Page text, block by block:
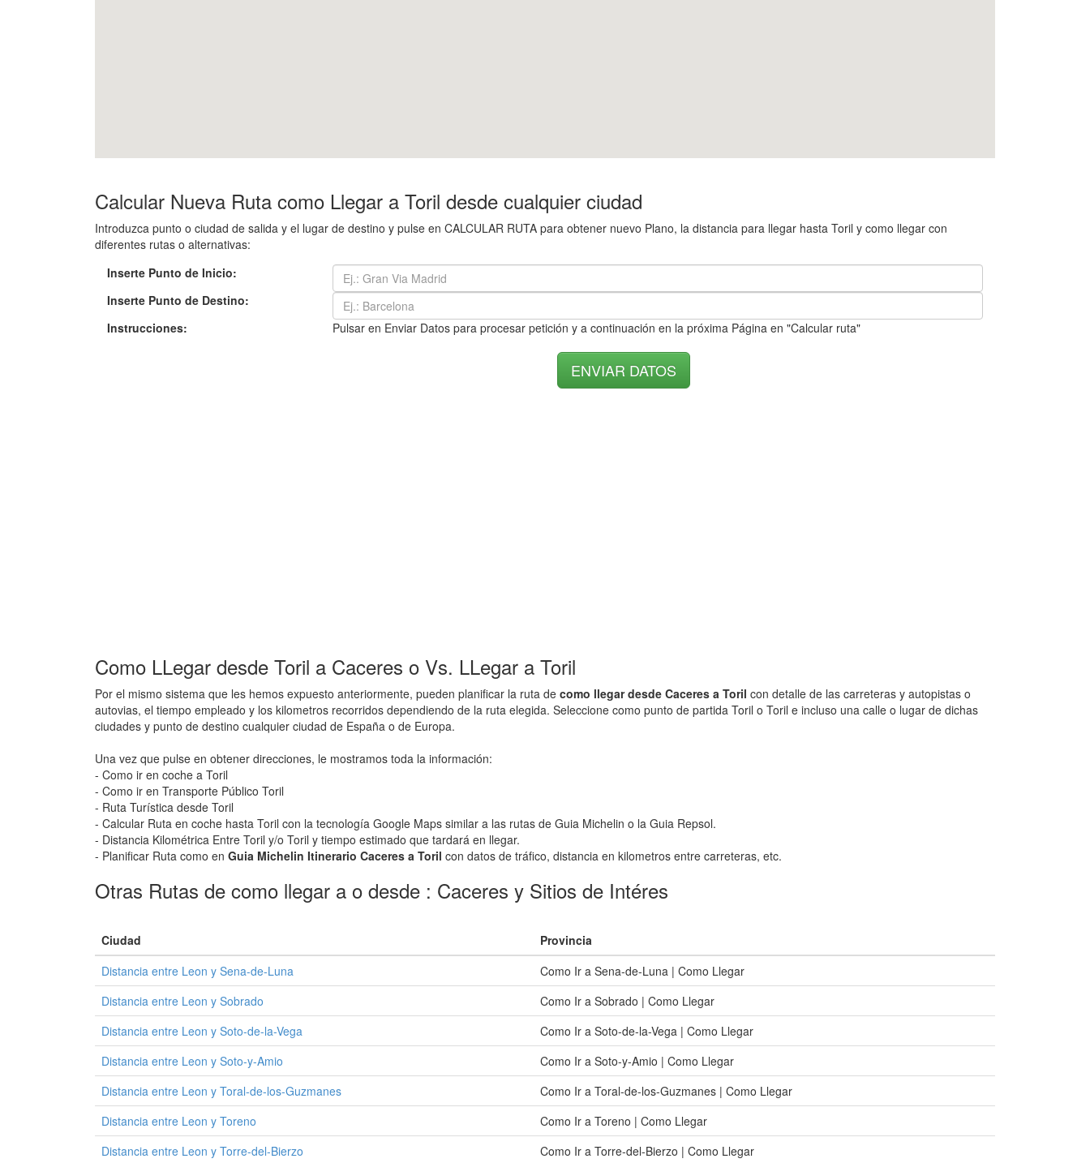
Calcular Nueva Ruta como Llegar a Toril desde cualquier ciudad
Introduzca punto o ciudad de salida y el lugar de destino y pulse en CALCULAR RUTA para obtener nuevo Plano, la distancia para llegar hasta Toril y como llegar con
diferentes rutas o alternativas:
Inserte Punto de Inicio:
Inserte Punto de Destino:
Instrucciones:
Pulsar en Enviar Datos para procesar petición y a continuación en la próxima Página en "Calcular ruta"
Como LLegar desde Toril a Caceres o Vs. LLegar a Toril
Por el mismo sistema que les hemos expuesto anteriormente, pueden planificar la ruta de como llegar desde Caceres a Toril con detalle de las carreteras y autopistas o
autovias, el tiempo empleado y los kilometros recorridos dependiendo de la ruta elegida. Seleccione como punto de partida Toril o Toril e incluso una calle o lugar de dichas
ciudades y punto de destino cualquier ciudad de España o de Europa.
Una vez que pulse en obtener direcciones, le mostramos toda la información:
- Como ir en coche a Toril
- Como ir en Transporte Público Toril
- Ruta Turística desde Toril
- Calcular Ruta en coche hasta Toril con la tecnología Google Maps similar a las rutas de Guia Michelin o la Guia Repsol.
- Distancia Kilométrica Entre Toril y/o Toril y tiempo estimado que tardará en llegar.
- Planificar Ruta como en Guia Michelin Itinerario Caceres a Toril con datos de tráfico, distancia en kilometros entre carreteras, etc.
Otras Rutas de como llegar a o desde : Caceres y Sitios de Intéres
Ciudad
Provincia
Distancia entre Leon y Sena-de-Luna
Como Ir a Sena-de-Luna | Como Llegar
Distancia entre Leon y Sobrado
Como Ir a Sobrado | Como Llegar
Distancia entre Leon y Soto-de-la-Vega
Como Ir a Soto-de-la-Vega | Como Llegar
Distancia entre Leon y Soto-y-Amio
Como Ir a Soto-y-Amio | Como Llegar
Distancia entre Leon y Toral-de-los-Guzmanes
Como Ir a Toral-de-los-Guzmanes | Como Llegar
Distancia entre Leon y Toreno
Como Ir a Toreno | Como Llegar
Distancia entre Leon y Torre-del-Bierzo
Como Ir a Torre-del-Bierzo | Como Llegar